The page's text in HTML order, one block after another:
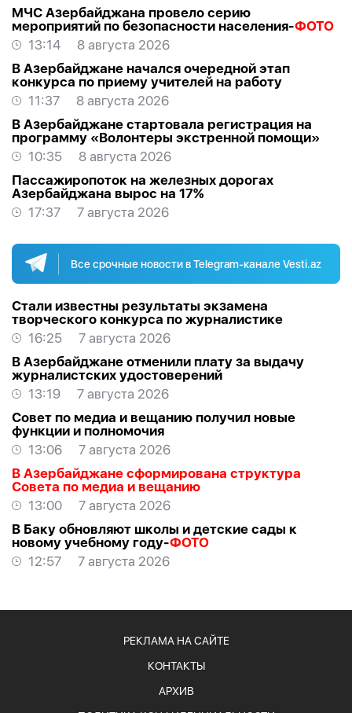
МЧС Азербайджана провело серию
мероприятий по безопасности населения-ФОТО
13:14
8 августа 2026
В Азербайджане начался очередной этап
конкурса по приему учителей на работу
11:37
8 августа 2026
В Азербайджане стартовала регистрация на
программу «Волонтеры экстренной помощи»
10:35
8 августа 2026
Пассажиропоток на железных дорогах
Азербайджана вырос на 17%
17:37
7 августа 2026
Все срочные новости в Telegram-канале Vesti.az
Стали известны результаты экзамена
творческого конкурса по журналистике
16:25
7 августа 2026
В Азербайджане отменили плату за выдачу
журналистских удостоверений
13:19
7 августа 2026
Совет по медиа и вещанию получил новые
функции и полномочия
13:06
7 августа 2026
В Азербайджане сформирована структура
Совета по медиа и вещанию
13:00
7 августа 2026
В Баку обновляют школы и детские сады к
новому учебному году-ФОТО
12:57
7 августа 2026
РЕКЛАМА НА САЙТЕ
КОНТАКТЫ
АРХИВ